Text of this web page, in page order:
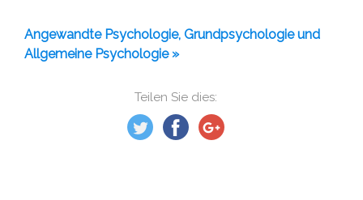
Teilen Sie dies:
Angewandte Psychologie, Grundpsychologie und
Allgemeine Psychologie »